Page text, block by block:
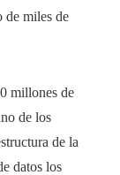
de miles de
millones de
de los
de la
datos los